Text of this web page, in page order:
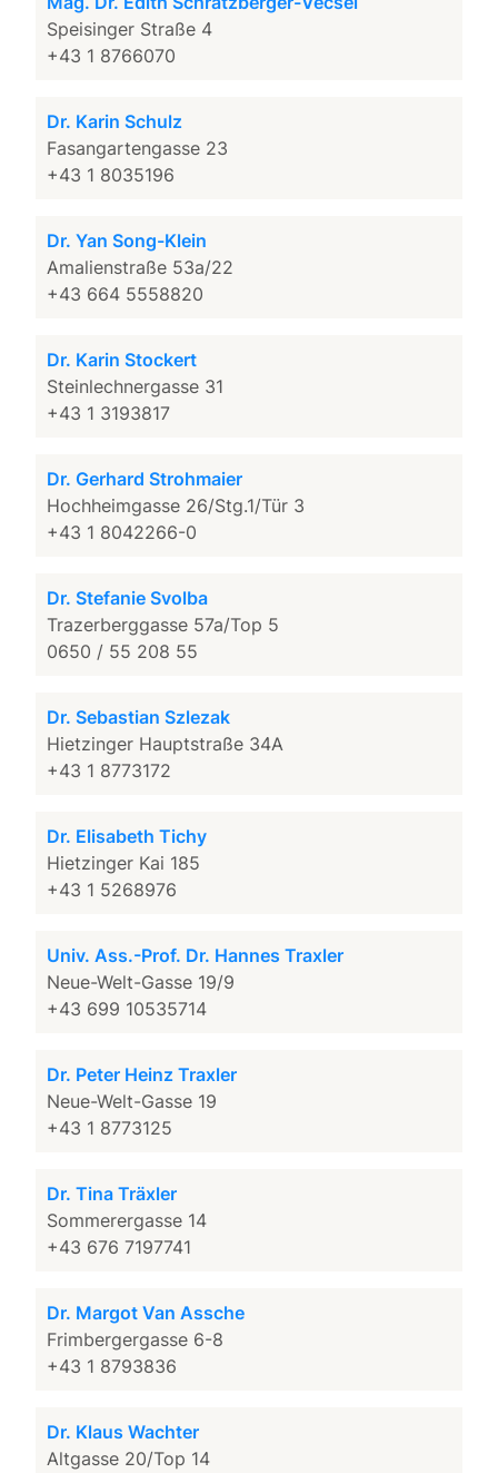
Speisinger Straße 4
+43 1 8766070
Dr. Karin Schulz
Fasangartengasse 23
+43 1 8035196
Dr. Yan Song-Klein
Amalienstraße 53a/22
+43 664 5558820
Dr. Karin Stockert
Steinlechnergasse 31
+43 1 3193817
Dr. Gerhard Strohmaier
Hochheimgasse 26/Stg.1/Tür 3
+43 1 8042266-0
Dr. Stefanie Svolba
Trazerberggasse 57a/Top 5
0650 / 55 208 55
Dr. Sebastian Szlezak
Hietzinger Hauptstraße 34A
+43 1 8773172
Dr. Elisabeth Tichy
Hietzinger Kai 185
+43 1 5268976
Univ. Ass.-Prof. Dr. Hannes Traxler
Neue-Welt-Gasse 19/9
+43 699 10535714
Dr. Peter Heinz Traxler
Neue-Welt-Gasse 19
+43 1 8773125
Dr. Tina Träxler
Sommerergasse 14
+43 676 7197741
Dr. Margot Van Assche
Frimbergergasse 6-8
+43 1 8793836
Dr. Klaus Wachter
Altgasse 20/Top 14